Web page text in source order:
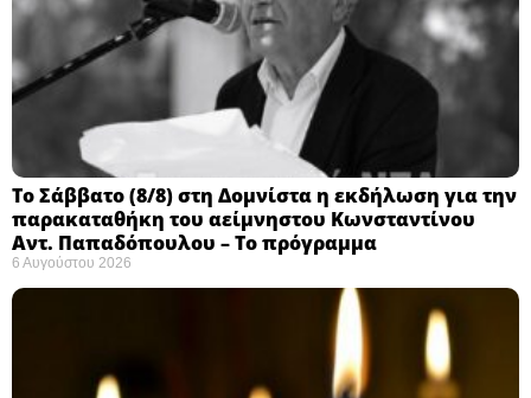
Το Σάββατο (8/8) στη Δομνίστα η εκδήλωση για την
παρακαταθήκη του αείμνηστου Κωνσταντίνου
Αντ. Παπαδόπουλου – Το πρόγραμμα
6 Αυγούστου 2026